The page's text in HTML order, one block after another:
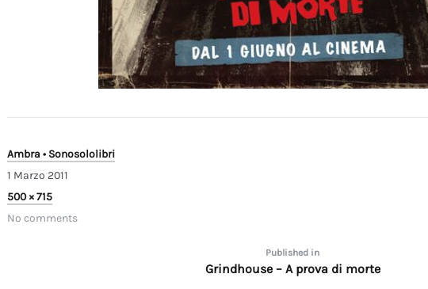
Ambra • Sonosololibri
1 Marzo 2011
Full
size
500 × 715
No comments
Published in
Grindhouse – A prova di morte